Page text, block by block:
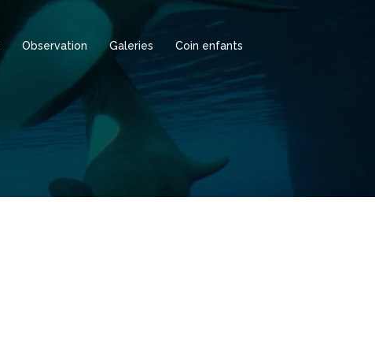
Observation Galeries
Coin enfants